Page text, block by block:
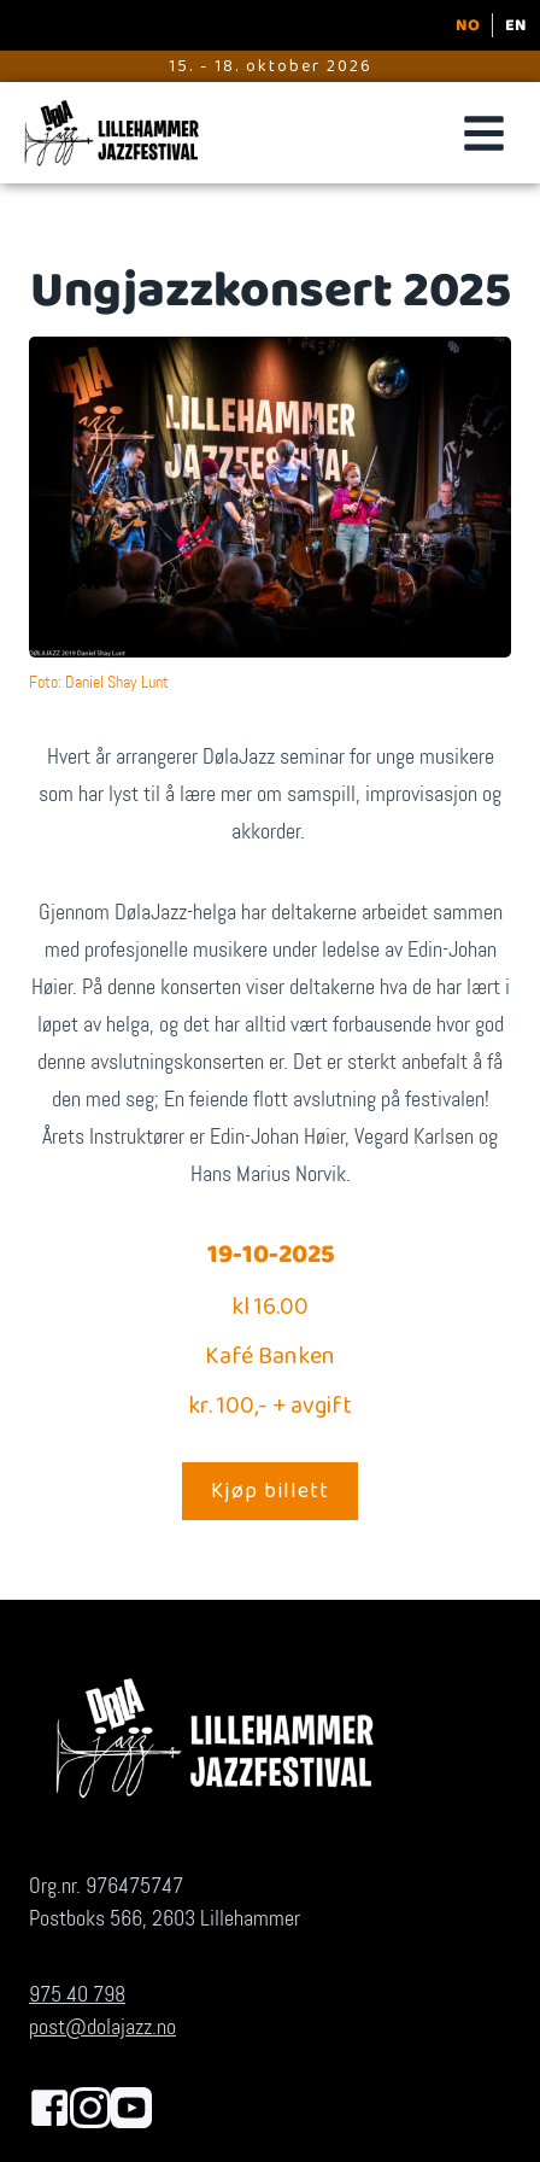
NO EN
15. - 18. oktober 2026
Ungjazzkonsert 2025
Foto: Daniel Shay Lunt
Hvert år arrangerer DølaJazz seminar for unge musikere
som har lyst til å lære mer om samspill, improvisasjon og
akkorder.
Gjennom DølaJazz-helga har deltakerne arbeidet sammen
med profesjonelle musikere under ledelse av Edin-Johan
Høier. På denne konserten viser deltakerne hva de har lært i
løpet av helga, og det har alltid vært forbausende hvor god
denne avslutningskonserten er. Det er sterkt anbefalt å få
den med seg; En feiende flott avslutning på festivalen!
Årets Instruktører er Edin-Johan Høier, Vegard Karlsen og
Hans Marius Norvik.
19-10-2025
kl 16.00
Kafé Banken
kr. 100,- + avgift
Kjøp billett
Org.nr. 976475747
Postboks 566, 2603 Lillehammer
975 40 798
post@dolajazz.no